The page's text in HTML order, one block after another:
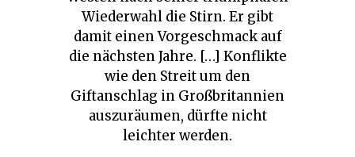
Wiederwahl die Stirn. Er gibt
damit einen Vorgeschmack auf
die nächsten Jahre. […] Konflikte
wie den Streit um den
Giftanschlag in Großbritannien
auszuräumen, dürfte nicht
leichter werden.